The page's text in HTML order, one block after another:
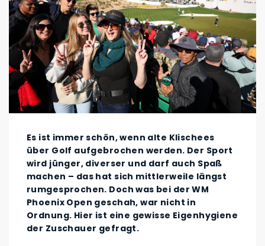
Es ist immer schön, wenn alte Klischees
über Golf aufgebrochen werden. Der Sport
wird jünger, diverser und darf auch Spaß
machen – das hat sich mittlerweile längst
rumgesprochen. Doch was bei der WM
Phoenix Open geschah, war nicht in
Ordnung. Hier ist eine gewisse Eigenhygiene
der Zuschauer gefragt.